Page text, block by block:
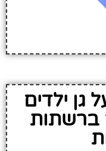
ילדים
ברשתות